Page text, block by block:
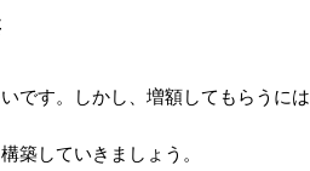
です。しかし、増額してもらうに
築していきましょう。